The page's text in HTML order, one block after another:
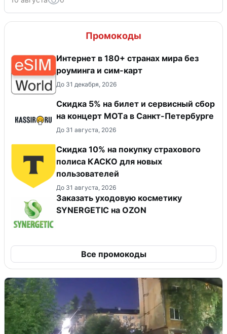
Промокоды
Интернет в 180+ странах мира без
роуминга и сим-карт
До 31 декабря, 2026
Скидка 5% на билет и сервисный сбор
на концерт MOTа в Санкт-Петербурге
До 31 августа, 2026
Скидка 10% на покупку страхового
полиса КАСКО для новых
пользователей
До 31 августа, 2026
Заказать уходовую косметику
SYNERGETIC на OZON
Все промокоды